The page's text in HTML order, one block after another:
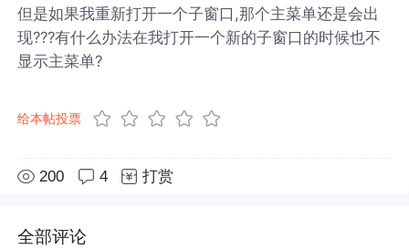
但是如果我重新打开一个子窗口,那个主菜单还是会出
现???有什么办法在我打开一个新的子窗口的时候也不
显示主菜单?
给本帖投票
200 4 打赏
全部评论